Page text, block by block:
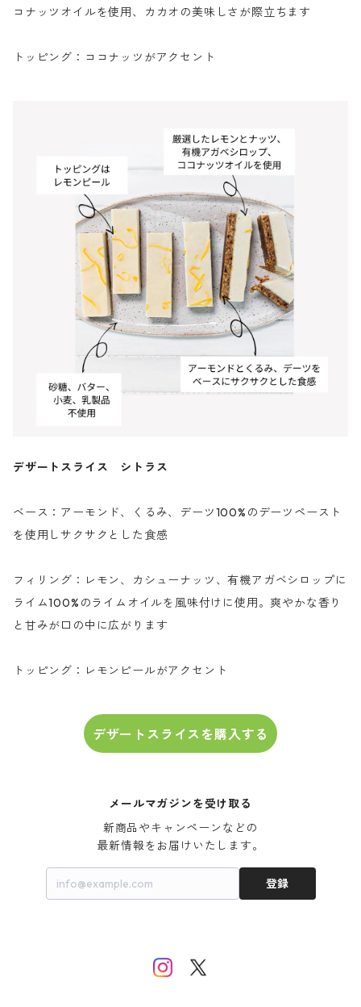
コナッツオイルを使用、カカオの美味しさが際立ちます
トッピング：ココナッツがアクセント
デザートスライス シトラス
ベース：アーモンド、くるみ、デーツ100%のデーツペースト
を使用しサクサクとした食感
フィリング：レモン、カシューナッツ、有機アガベシロップに
ライム100%のライムオイルを風味付けに使用。爽やかな香り
と甘みが口の中に広がります
トッピング：レモンピールがアクセント
デザートスライスを購入する
メールマガジンを受け取る
新商品やキャンペーンなどの
最新情報をお届けいたします。
登録